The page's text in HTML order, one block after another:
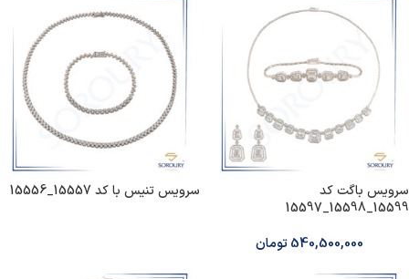
سرویس‌ باگت کد
15599_15598_15597
540,500,000 تومان
سرویس‌ تنیس با کد 15557_15556